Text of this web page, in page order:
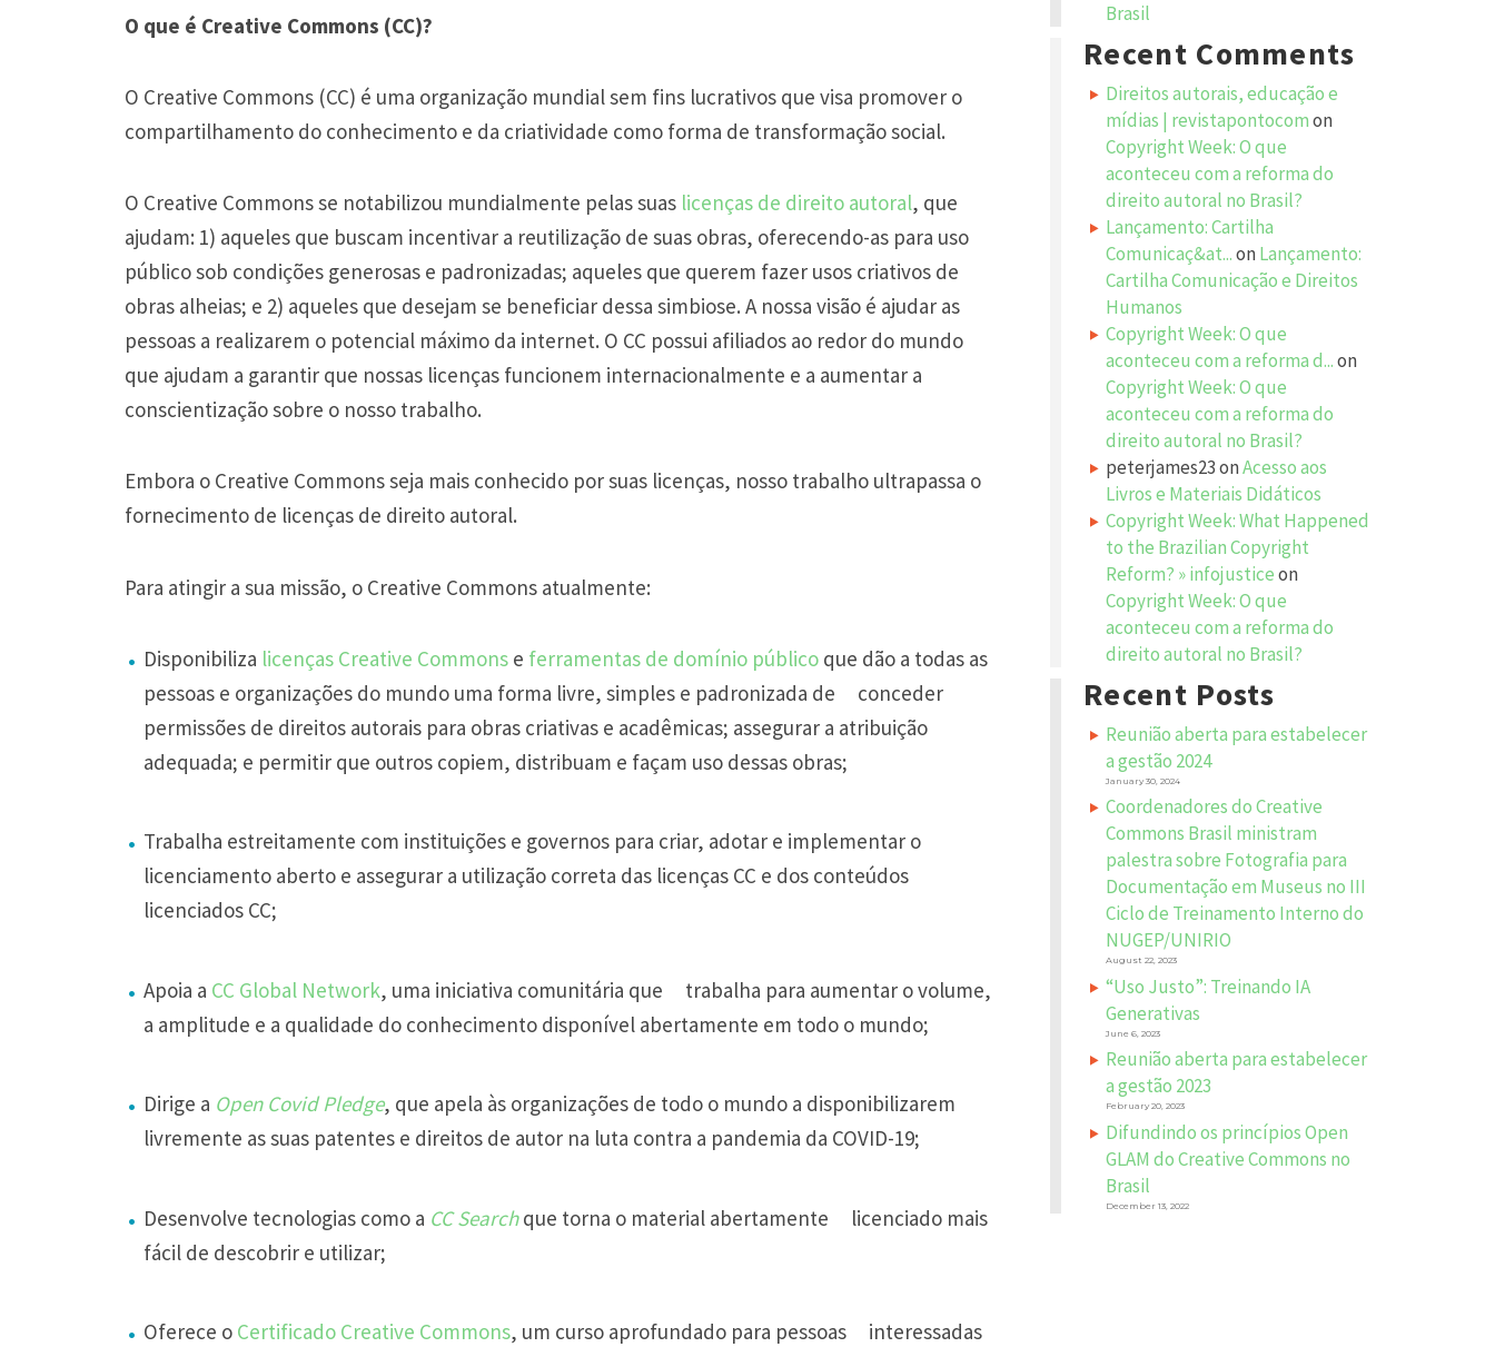
O que é Creative Commons (CC)?
O Creative Commons (CC) é uma organização mundial sem fins lucrativos que visa promover o
compartilhamento do conhecimento e da criatividade como forma de transformação social.
O Creative Commons se notabilizou mundialmente pelas suas licenças de direito autoral, que
ajudam: 1) aqueles que buscam incentivar a reutilização de suas obras, oferecendo-as para uso
público sob condições generosas e padronizadas; aqueles que querem fazer usos criativos de
obras alheias; e 2) aqueles que desejam se beneficiar dessa simbiose. A nossa visão é ajudar as
pessoas a realizarem o potencial máximo da internet. O CC possui afiliados ao redor do mundo
que ajudam a garantir que nossas licenças funcionem internacionalmente e a aumentar a
conscientização sobre o nosso trabalho.
Embora o Creative Commons seja mais conhecido por suas licenças, nosso trabalho ultrapassa o
fornecimento de licenças de direito autoral.
Para atingir a sua missão, o Creative Commons atualmente:
Disponibiliza licenças Creative Commons e ferramentas de domínio público que dão a todas as
pessoas e organizações do mundo uma forma livre, simples e padronizada de
conceder
permissões de direitos autorais para obras criativas e acadêmicas; assegurar a atribuição
adequada; e permitir que outros copiem, distribuam e façam uso dessas obras;
Trabalha estreitamente com instituições e governos para criar, adotar e implementar o
licenciamento aberto e assegurar a utilização correta das licenças CC e dos conteúdos
licenciados CC;
Apoia a CC Global Network, uma iniciativa comunitária que
trabalha para aumentar o volume,
a amplitude e a qualidade do conhecimento disponível abertamente em todo o mundo;
Dirige a Open Covid Pledge, que apela às organizações de todo o mundo a disponibilizarem
livremente as suas patentes e direitos de autor na luta contra a pandemia da COVID-19;
Desenvolve tecnologias como a CC Searchque torna o material abertamente
licenciado mais
fácil de descobrir e utilizar;
Oferece o Certificado Creative Commons, um curso aprofundado para pessoas
interessadas
Brasil
Recent Comments
Direitos autorais, educação e
mídias | revistapontocomon
Copyright Week: O que
aconteceu com a reforma do
direito autoral no Brasil?
Lançamento: Cartilha
Comunicaç&at...on Lançamento:
Cartilha Comunicação e Direitos
Humanos
Copyright Week: O que
aconteceu com a reforma d...on
Copyright Week: O que
aconteceu com a reforma do
direito autoral no Brasil?
peterjames23onAcesso aos
Livros e Materiais Didáticos
Copyright Week: What Happened
to the Brazilian Copyright
Reform? » infojusticeon
Copyright Week: O que
aconteceu com a reforma do
direito autoral no Brasil?
Recent Posts
Reunião aberta para estabelecer
a gestão 2024
January 30, 2024
Coordenadores do Creative
Commons Brasil ministram
palestra sobre Fotografia para
Documentação em Museus no III
Ciclo de Treinamento Interno do
NUGEP/UNIRIO
August 22, 2023
“Uso Justo”: Treinando IA
Generativas
June 6, 2023
Reunião aberta para estabelecer
a gestão 2023
February 20, 2023
Difundindo os princípios Open
GLAM do Creative Commons no
Brasil
December 13, 2022